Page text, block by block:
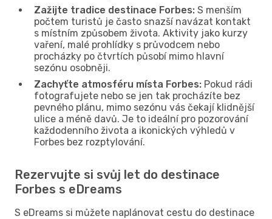
Zažijte tradice destinace Forbes: S menším
počtem turistů je často snazší navázat kontakt
s místním způsobem života. Aktivity jako kurzy
vaření, malé prohlídky s průvodcem nebo
procházky po čtvrtích působí mimo hlavní
sezónu osobněji.
Zachyťte atmosféru místa Forbes: Pokud rádi
fotografujete nebo se jen tak procházíte bez
pevného plánu, mimo sezónu vás čekají klidnější
ulice a méně davů. Je to ideální pro pozorování
každodenního života a ikonických výhledů v
Forbes bez rozptylování.
Rezervujte si svůj let do destinace
Forbes s eDreams
S eDreams si můžete naplánovat cestu do destinace